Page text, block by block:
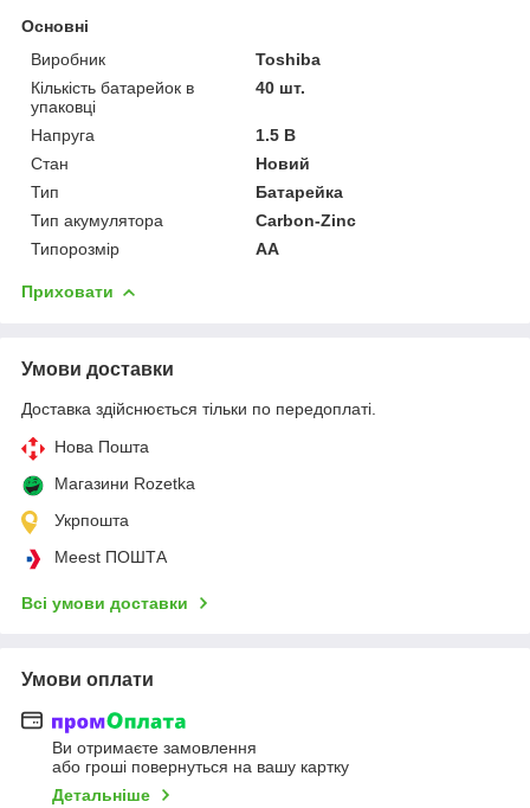
Основні
Виробник
Toshiba
Кількість батарейок в
упаковці
40 шт.
Напруга
1.5 В
Стан
Новий
Тип
Батарейка
Тип акумулятора
Carbon-Zinc
Типорозмір
AA
Приховати
Умови доставки
Доставка здійснюється тільки по передоплаті.
Нова Пошта
Магазини Rozetka
Укрпошта
Meest ПОШТА
Всі умови доставки
Умови оплати
Ви отримаєте замовлення
або гроші повернуться на вашу картку
Детальніше